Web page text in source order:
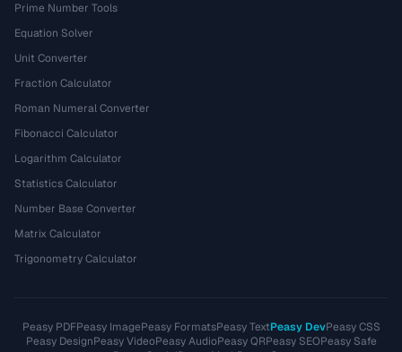
Prime Number Tools
Equation Solver
Unit Converter
Fraction Calculator
Roman Numeral Converter
Fibonacci Calculator
Logarithm Calculator
Statistics Calculator
Number Base Converter
Matrix Calculator
Trigonometry Calculator
Peasy PDFPeasy ImagePeasy FormatsPeasy TextPeasy DevPeasy CSS
Peasy DesignPeasy VideoPeasy AudioPeasy QRPeasy SEOPeasy Safe